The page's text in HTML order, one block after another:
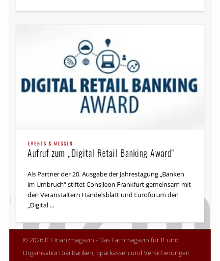
EVENTS & MESSEN
Aufruf zum „Digital Retail Banking Award“
Als Partner der 20. Ausgabe der Jahrestagung „Banken
im Umbruch“ stiftet Consileon Frankfurt gemeinsam mit
den Veranstaltern Handelsblatt und Euroforum den
„Digital …
© 2026 IT Finanzmagazin - Das Fachmagazin für IT und
Organisation bei Banken, Sparkassen und Versicherungen